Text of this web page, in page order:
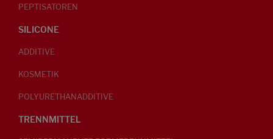
PEPTISATOREN
SILICONE
ADDITIVE
KOSMETIK
POLYURETHANADDITIVE
TRENNMITTEL